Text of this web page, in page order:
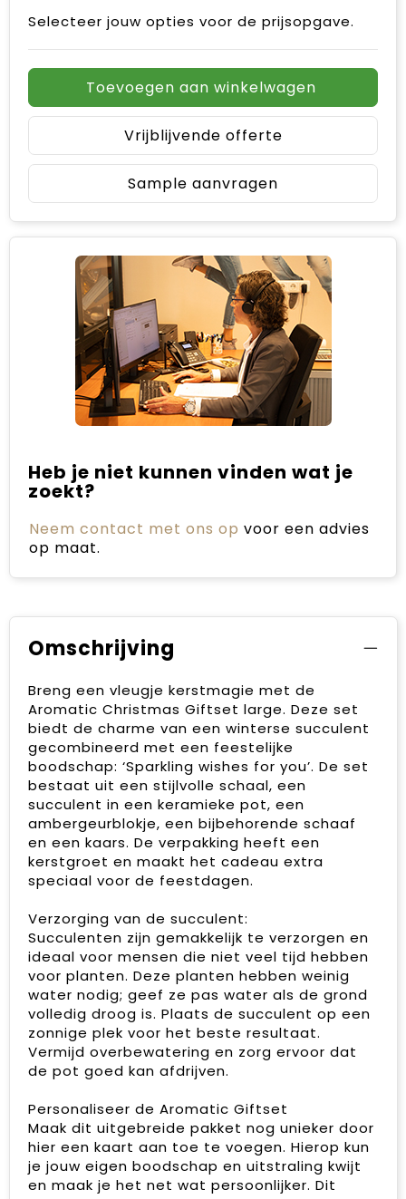
Selecteer jouw opties voor de prijsopgave.
Toevoegen aan winkelwagen
Vrijblijvende offerte
Sample aanvragen
Heb je niet kunnen vinden wat je
zoekt?
Neem contact met ons op voor een advies
op maat.
Omschrijving
Breng een vleugje kerstmagie met de
Aromatic Christmas Giftset large. Deze set
biedt de charme van een winterse succulent
gecombineerd met een feestelijke
boodschap: ‘Sparkling wishes for you’. De set
bestaat uit een stijlvolle schaal, een
succulent in een keramieke pot, een
ambergeurblokje, een bijbehorende schaaf
en een kaars. De verpakking heeft een
kerstgroet en maakt het cadeau extra
speciaal voor de feestdagen.
Verzorging van de succulent:
Succulenten zijn gemakkelijk te verzorgen en
ideaal voor mensen die niet veel tijd hebben
voor planten. Deze planten hebben weinig
water nodig; geef ze pas water als de grond
volledig droog is. Plaats de succulent op een
zonnige plek voor het beste resultaat.
Vermijd overbewatering en zorg ervoor dat
de pot goed kan afdrijven.
Personaliseer de Aromatic Giftset
Maak dit uitgebreide pakket nog unieker door
hier een kaart aan toe te voegen. Hierop kun
je jouw eigen boodschap en uitstraling kwijt
en maak je het net wat persoonlijker. Dit